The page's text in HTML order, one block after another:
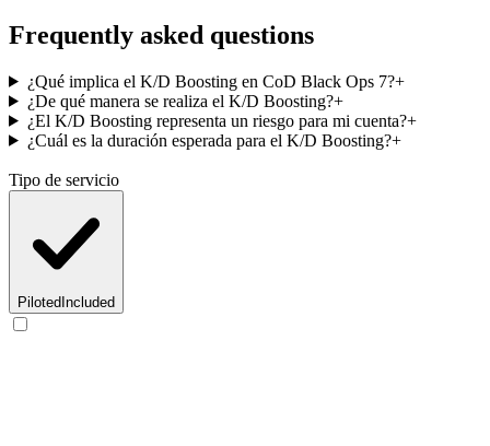
Frequently asked questions
¿Qué implica el K/D Boosting en CoD Black Ops 7?+
¿De qué manera se realiza el K/D Boosting?+
¿El K/D Boosting representa un riesgo para mi cuenta?+
¿Cuál es la duración esperada para el K/D Boosting?+
Tipo de servicio
Piloted Included